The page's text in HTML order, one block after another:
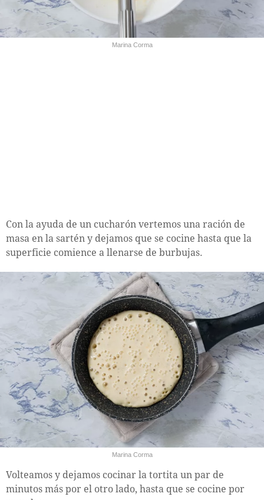
Marina Corma
Con la ayuda de un cucharón vertemos una ración de
masa en la sartén y dejamos que se cocine hasta que la
superficie comience a llenarse de burbujas.
Marina Corma
Volteamos y dejamos cocinar la tortita un par de
minutos más por el otro lado, hasta que se cocine por